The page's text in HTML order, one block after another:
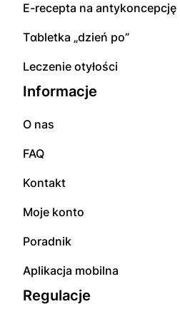
E-rесерta na аntуkоnсерсję
Tɑbletka „dzień po”
Leczenie otyłości
Informacje
O nas
FAQ
Kontakt
Moje konto
Poradnik
Aplikacja mobilna
Regulacje